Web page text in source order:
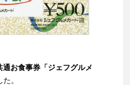
通お食事券「ジェフグルメ
。